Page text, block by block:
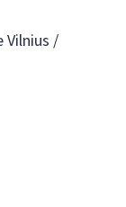
Vilnius /